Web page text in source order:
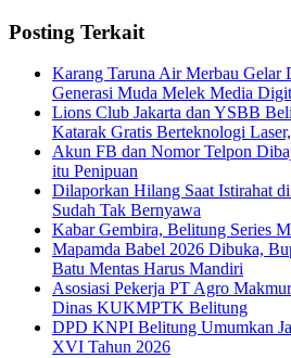
Posting Terkait
Karang Taruna Air Merbau Gelar
Generasi Muda Melek Media
Lions Club Jakarta dan YSBB
Katarak Gratis Berteknologi
Akun FB dan Nomor Telpon
itu Penipuan
Dilaporkan Hilang Saat Istirahat
Sudah Tak Bernyawa
Kabar Gembira, Belitung Series
Mapamda Babel 2026 Dibuka,
Batu Mentas Harus Mandiri
Asosiasi Pekerja PT Agro
Dinas KUKMPTK Belitung
DPD KNPI Belitung Umumkan
XVI Tahun 2026